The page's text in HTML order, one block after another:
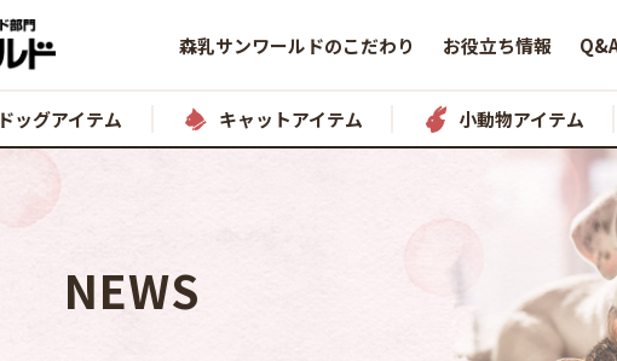
森乳サンワールドのこだわり お役立ち情報
ドッグアイテム キャットアイテム 小動物アイテム
NEWS